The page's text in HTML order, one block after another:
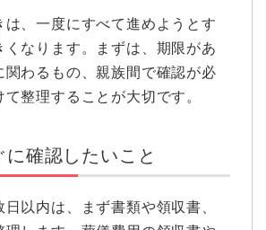
は、一度にすべて進めようとす
くなります。まずは、期限があ
関わるもの、親族間で確認が必
整理することが大切です。
に確認したいこと
以内は、まず書類や領収書、